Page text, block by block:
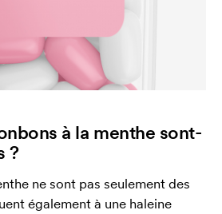
à la menthe sont-
?
ne sont pas seulement des
également à une haleine